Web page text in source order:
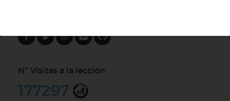
Nº Visitas a la lección
177297